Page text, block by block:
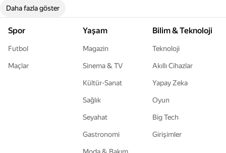
Daha fazla göster
Spor
Futbol
Maçlar
Yaşam
Magazin
Sinema & TV
Kültür-Sanat
Sağlık
Seyahat
Gastronomi
Bilim & Teknoloji
Teknoloji
Akıllı Cihazlar
Yapay Zeka
Oyun
Big Tech
Girişimler